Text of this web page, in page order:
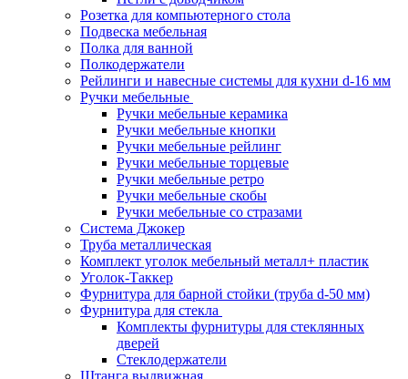
Розетка для компьютерного стола
Подвеска мебельная
Полка для ванной
Полкодержатели
Рейлинги и навесные системы для кухни d-16 мм
Ручки мебельные
Ручки мебельные керамика
Ручки мебельные кнопки
Ручки мебельные рейлинг
Ручки мебельные торцевые
Ручки мебельные ретро
Ручки мебельные скобы
Ручки мебельные со стразами
Система Джокер
Труба металлическая
Комплект уголок мебельный металл+ пластик
Уголок-Таккер
Фурнитура для барной стойки (труба d-50 мм)
Фурнитура для стекла
Комплекты фурнитуры для стеклянных
дверей
Стеклодержатели
Штанга выдвижная